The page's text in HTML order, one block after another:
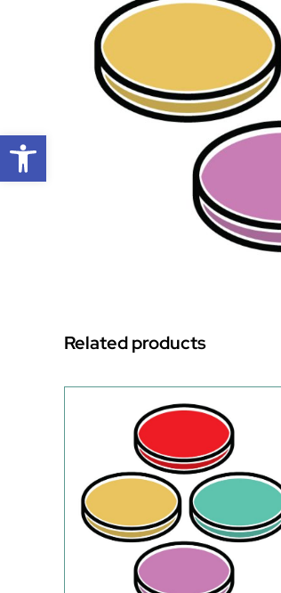
Open toolbar
Related products